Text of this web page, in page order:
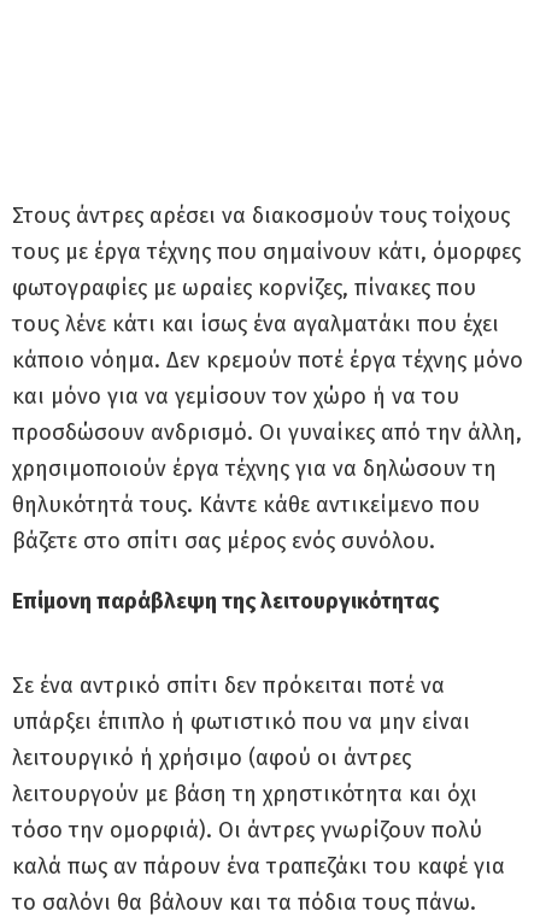
Στους άντρες αρέσει να διακοσμούν τους τοίχους
τους με έργα τέχνης που σημαίνουν κάτι, όμορφες
φωτογραφίες με ωραίες κορνίζες, πίνακες που
τους λένε κάτι και ίσως ένα αγαλματάκι που έχει
κάποιο νόημα. Δεν κρεμούν ποτέ έργα τέχνης μόνο
και μόνο για να γεμίσουν τον χώρο ή να του
προσδώσουν ανδρισμό. Οι γυναίκες από την άλλη,
χρησιμοποιούν έργα τέχνης για να δηλώσουν τη
θηλυκότητά τους. Κάντε κάθε αντικείμενο που
βάζετε στο σπίτι σας μέρος ενός συνόλου.
Επίμονη παράβλεψη της λειτουργικότητας
Σε ένα αντρικό σπίτι δεν πρόκειται ποτέ να
υπάρξει έπιπλο ή φωτιστικό που να μην είναι
λειτουργικό ή χρήσιμο (αφού οι άντρες
λειτουργούν με βάση τη χρηστικότητα και όχι
τόσο την ομορφιά). Οι άντρες γνωρίζουν πολύ
καλά πως αν πάρουν ένα τραπεζάκι του καφέ για
το σαλόνι θα βάλουν και τα πόδια τους πάνω.